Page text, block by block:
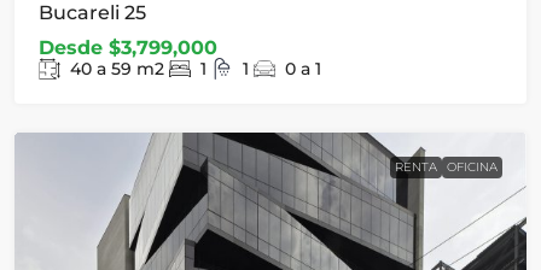
Bucareli 25
Desde $3,799,000
40 a 59 m2 1 1 0 a 1
RENTA OFICINA